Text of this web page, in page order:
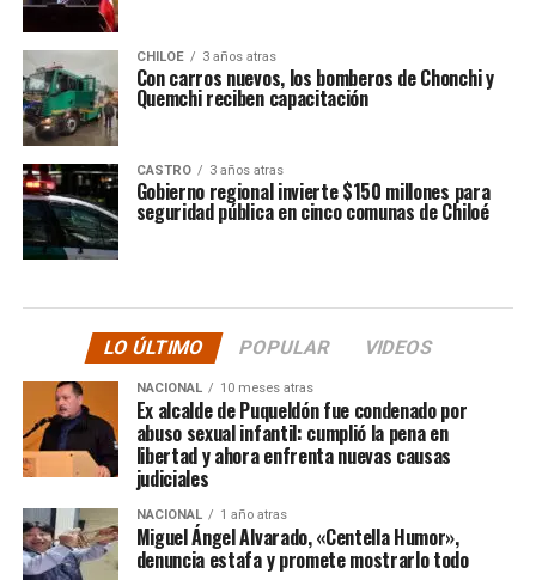
CHILOE 3 años atras
Con carros nuevos, los bomberos de Chonchi y
Quemchi reciben capacitación
CASTRO 3 años atras
Gobierno regional invierte $150 millones para
seguridad pública en cinco comunas de Chiloé
LO ÚLTIMO POPULAR VIDEOS
NACIONAL 10 meses atras
Ex alcalde de Puqueldón fue condenado por
abuso sexual infantil: cumplió la pena en
libertad y ahora enfrenta nuevas causas
judiciales
NACIONAL 1 año atras
Miguel Ángel Alvarado, «Centella Humor»,
denuncia estafa y promete mostrarlo todo